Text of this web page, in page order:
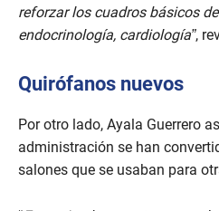
reforzar los cuadros básicos
endocrinología, cardiología”,
Quirófanos nuevos
Por otro lado, Ayala Guerrero
administración se han
salones que se usaban para